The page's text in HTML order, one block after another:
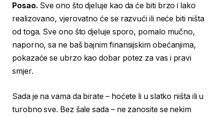
Posao. Sve ono što djeluje kao da će biti brzo i lako
realizovano, vjerovatno će se razvući ili neće biti ništa
od toga. Sve ono što djeluje sporo, pomalo mučno,
naporno, sa ne baš bajnim finansijskim obećanjima,
pokazaće se ubrzo kao dobar potez za vas i pravi
smjer.
Sada je na vama da birate – hoćete li u slatko ništa ili u
turobno sve. Bez šale sada – ne zanosite se nekim